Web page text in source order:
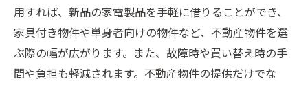
用すれば、新品の家電製品を手軽に借りることができ、
家具付き物件や単身者向けの物件など、不動産物件を選
ぶ際の幅が広がります。また、故障時や買い替え時の手
間や負担も軽減されます。不動産物件の提供だけでな